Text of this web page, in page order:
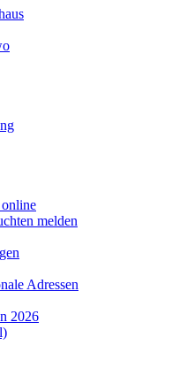
online
melden
Adressen
2026